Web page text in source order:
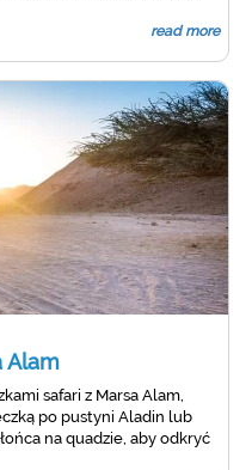
na wspaniałe wycieczki
read more
Alam
safari z Marsa Alam,
po pustyni Aladin lub
na quadzie, aby odkryć